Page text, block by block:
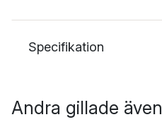
Specifikation
Andra gillade även